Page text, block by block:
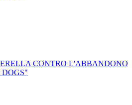
CONTRO L'ABBANDONO